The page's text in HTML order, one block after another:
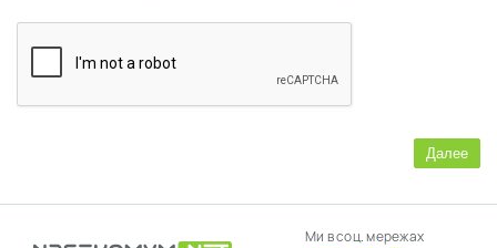
Далее
Ми в соц. мережах